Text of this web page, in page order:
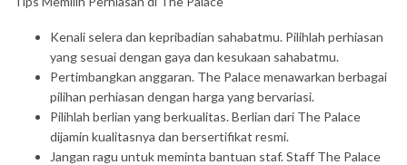
Kenali selera dan kepribadian sahabatmu. Pilihlah perhiasan
yang sesuai dengan gaya dan kesukaan sahabatmu.
Pertimbangkan anggaran. The Palace menawarkan berbagai
pilihan perhiasan dengan harga yang bervariasi.
Pilihlah berlian yang berkualitas. Berlian dari The Palace
dijamin kualitasnya dan bersertifikat resmi.
Jangan ragu untuk meminta bantuan staf. Staff The Palace